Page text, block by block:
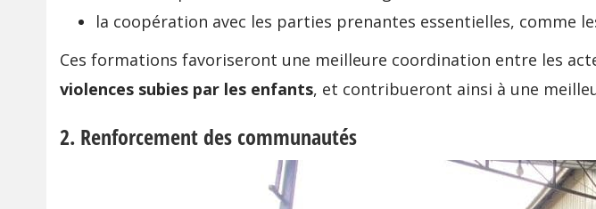
la coopération avec les parties prenantes essentielles, comme
Ces formations favoriseront une meilleure coordination entre les
violences subies par les enfants, et contribueront ainsi à une
2. Renforcement des communautés